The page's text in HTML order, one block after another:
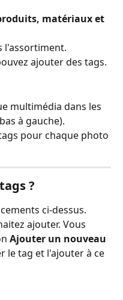
matériaux et
l'assortiment.
ajouter des tags.
multimédia dans les
à gauche).
pour chaque photo
?
ci-dessus.
ajouter. Vous
Ajouter un nouveau
le tag et l'ajouter à ce